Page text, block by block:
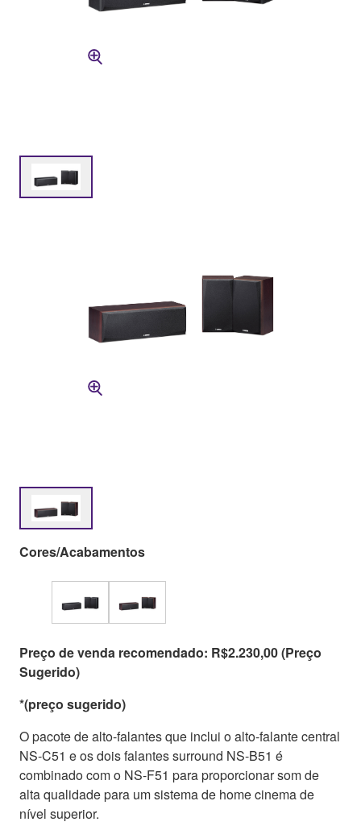
Cores/Acabamentos
Preço de venda recomendado: R$2.230,00 (Preço
Sugerido)
*(preço sugerido)
O pacote de alto-falantes que inclui o alto-falante central
NS-C51 e os dois falantes surround NS-B51 é
combinado com o NS-F51 para proporcionar som de
alta qualidade para um sistema de home cinema de
nível superior.